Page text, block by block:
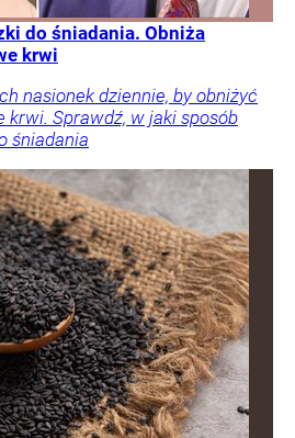
do śniadania. Obniża
krwi
nasionek dziennie, by obniżyć
Sprawdź, w jaki sposób
śniadania